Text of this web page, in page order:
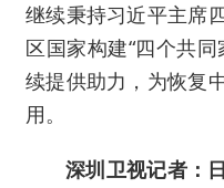
继续秉持习近平主席
区国家构建“四个共
续提供助力，为恢复
用。
深圳卫视记者：